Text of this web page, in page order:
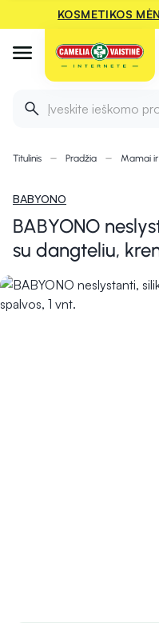
KOSMETIKOS
Įveskite ieškomo
Titulinis Pradžia Mamai
BABYONO
BABYONO
su dangteliu,